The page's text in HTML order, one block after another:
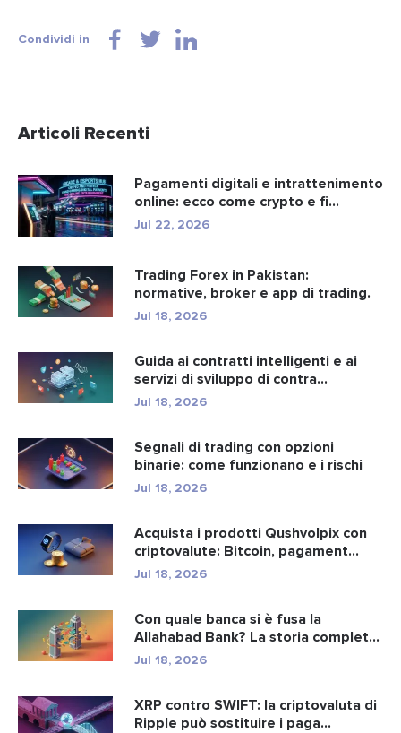
Condividi in
Articoli Recenti
Pagamenti digitali e intrattenimento
online: ecco come crypto e fi...
Jul 22, 2026
Trading Forex in Pakistan:
normative, broker e app di trading.
Jul 18, 2026
Guida ai contratti intelligenti e ai
servizi di sviluppo di contra...
Jul 18, 2026
Segnali di trading con opzioni
binarie: come funzionano e i rischi
Jul 18, 2026
Acquista i prodotti Qushvolpix con
criptovalute: Bitcoin, pagament...
Jul 18, 2026
Con quale banca si è fusa la
Allahabad Bank? La storia completa
d...
Jul 18, 2026
XRP contro SWIFT: la criptovaluta di
Ripple può sostituire i paga...